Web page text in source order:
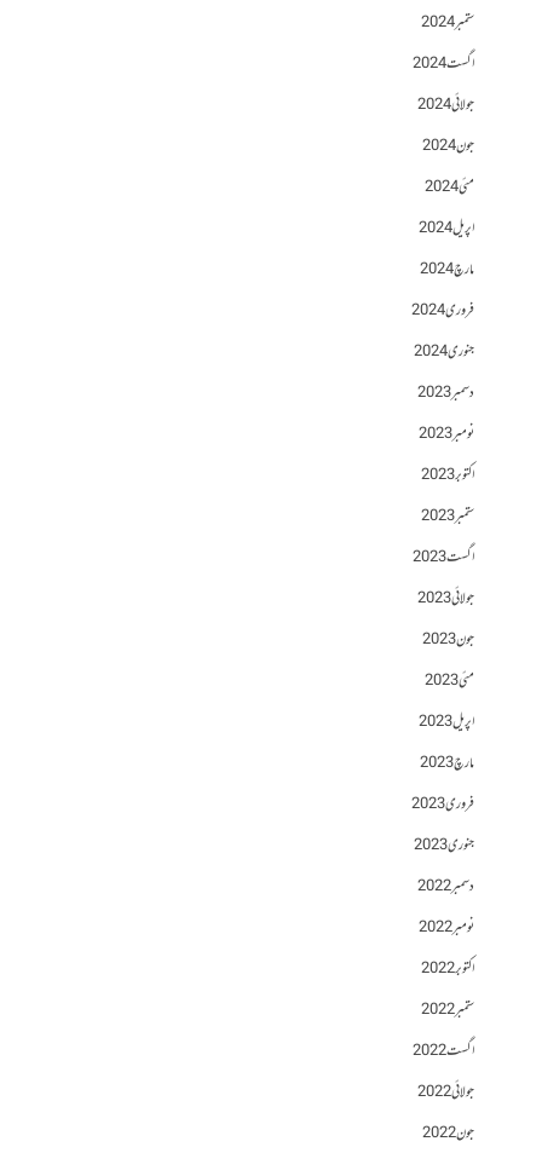
ستمبر 2024
اگست 2024
جولائی 2024
جون 2024
مئی 2024
اپریل 2024
مارچ 2024
فروری 2024
جنوری 2024
دسمبر 2023
نومبر 2023
اکتوبر 2023
ستمبر 2023
اگست 2023
جولائی 2023
جون 2023
مئی 2023
اپریل 2023
مارچ 2023
فروری 2023
جنوری 2023
دسمبر 2022
نومبر 2022
اکتوبر 2022
ستمبر 2022
اگست 2022
جولائی 2022
جون 2022